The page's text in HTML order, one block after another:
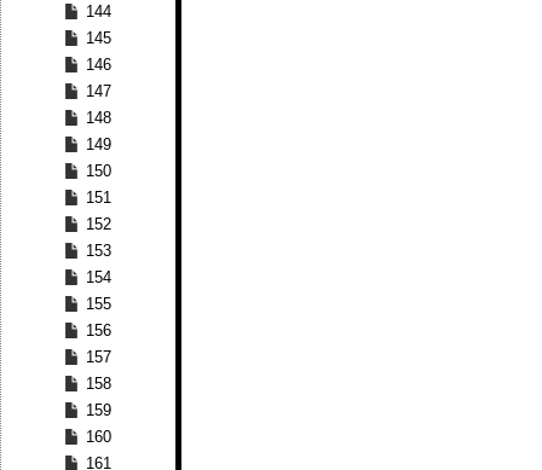
144
145
146
147
148
149
150
151
152
153
154
155
156
157
158
159
160
161